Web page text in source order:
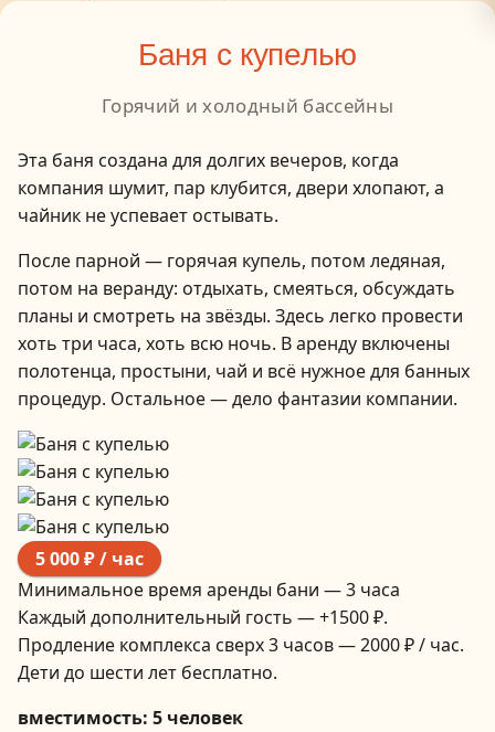
Баня с купелью
Горячий и холодный​ бассейны
Эта баня создана для долгих вечеров, когда
компания шумит, пар клубится, двери хлопают, а
чайник не успевает остывать.
После парной — горячая купель, потом ледяная,
потом на веранду: отдыхать, смеяться, обсуждать
планы и смотреть на звёзды. Здесь легко провести
хоть три часа, хоть всю ночь. В аренду включены
полотенца, простыни, чай и всё нужное для банных
процедур. Остальное — дело фантазии компании.
5 000 ₽ / час
Минимальное время аренды бани — 3 часа
Каждый дополнительный гость — +1500 ₽.
Продление комплекса сверх 3 часов — 2000 ₽ / час.
Дети до шести лет бесплатно.
вместимость: 5 человек